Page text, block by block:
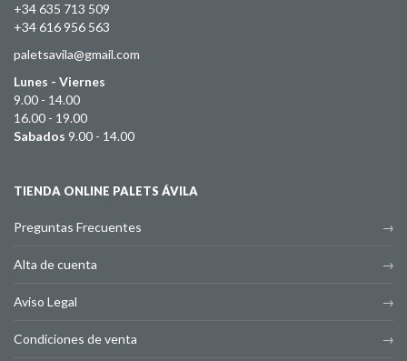
+34 635 713 509
+34 616 956 563
paletsavila@gmail.com
Lunes - Viernes
9.00 - 14.00
16.00 - 19.00
Sabados 9.00 - 14.00
TIENDA ONLINE PALETS ÁVILA
Preguntas Frecuentes
Alta de cuenta
Aviso Legal
Condiciones de venta